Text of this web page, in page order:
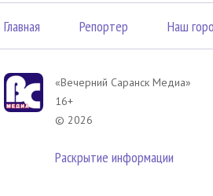
Главная Репортер Наш
«Вечерний Саранск Mедиа»
16+
© 2026
Раскрытие информации